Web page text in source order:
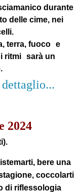
durante
delle cime, nei
terra, fuoco e
ritmi sarà un
2024
bere una
coccolarti
di riflessologia